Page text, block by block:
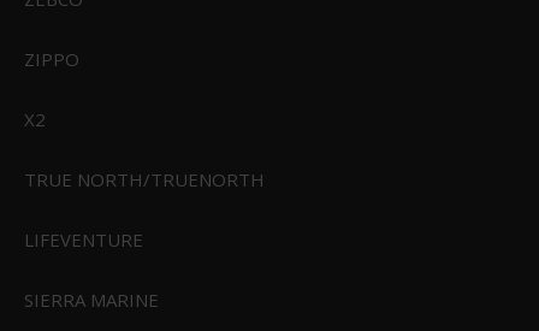
599,00 DKK
ZIPPO
X2
TRUE NORTH/TRUENORTH
LIFEVENTURE
SIERRA MARINE